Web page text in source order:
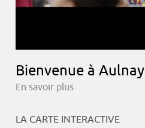
Bienvenue à Aulnay
En savoir plus
LA CARTE INTERACTIVE